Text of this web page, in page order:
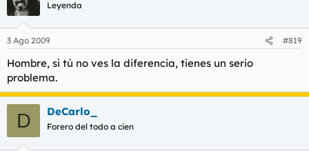
Leyenda
3 Ago 2009 #819
Hombre, si tú no ves la diferencia, tienes un serio
problema.
D DeCarlo_
Forero del todo a cien